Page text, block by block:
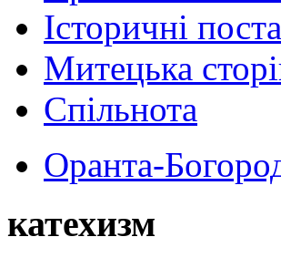
Історичні
Митецька
Спільнота
Оранта-
катехизм